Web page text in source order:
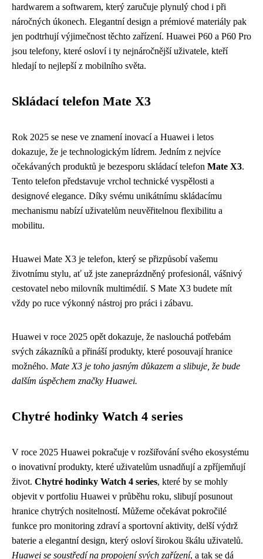
hardwarem a softwarem, který zaručuje plynulý chod i při
náročných úkonech. Elegantní design a prémiové materiály pak
jen podtrhují výjimečnost těchto zařízení. Huawei P60 a P60 Pro
jsou telefony, které osloví i ty nejnáročnější uživatele, kteří
hledají to nejlepší z mobilního světa.
Skládací telefon Mate X3
Rok 2025 se nese ve znamení inovací a Huawei i letos
dokazuje, že je technologickým lídrem. Jedním z nejvíce
očekávaných produktů je bezesporu skládací telefon Mate X3.
Tento telefon představuje vrchol technické vyspělosti a
designové elegance. Díky svému unikátnímu skládacímu
mechanismu nabízí uživatelům neuvěřitelnou flexibilitu a
mobilitu.
Huawei Mate X3 je telefon, který se přizpůsobí vašemu
životnímu stylu, ať už jste zaneprázdněný profesionál, vášnivý
cestovatel nebo milovník multimédií. S Mate X3 budete mít
vždy po ruce výkonný nástroj pro práci i zábavu.
Huawei v roce 2025 opět dokazuje, že naslouchá potřebám
svých zákazníků a přináší produkty, které posouvají hranice
možného. Mate X3 je toho jasným důkazem a slibuje, že bude
dalším úspěchem značky Huawei.
Chytré hodinky Watch 4 series
V roce 2025 Huawei pokračuje v rozšiřování svého ekosystému
o inovativní produkty, které uživatelům usnadňují a zpříjemňují
život. Chytré hodinky Watch 4 series, které by se mohly
objevit v portfoliu Huawei v průběhu roku, slibují posunout
hranice chytrých nositelností. Můžeme očekávat pokročilé
funkce pro monitoring zdraví a sportovní aktivity, delší výdrž
baterie a elegantní design, který osloví širokou škálu uživatelů.
Huawei se soustředí na propojení svých zařízení, a tak se dá